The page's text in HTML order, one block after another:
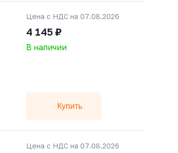
Цена с НДС на 07.08.2026
4 145 ₽
В наличии
Купить
Цена с НДС на 07.08.2026